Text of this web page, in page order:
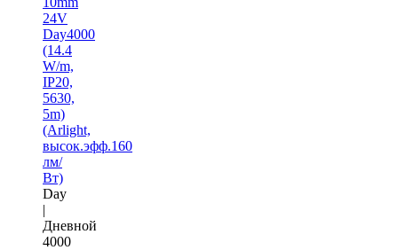
24V
Day4000
(14.4
W/m,
IP20,
5630,
5m)
(Arlight,
высок.эфф.160
лм/
Вт)
Day
|
Дневной
4000